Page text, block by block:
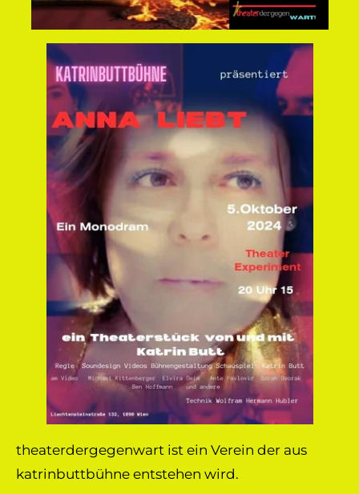
theaterdergegenwart ist ein Verein der aus
katrinbuttbühne entstehen wird.